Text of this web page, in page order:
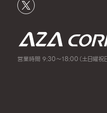
営業時間 9:30～18:00（土日曜祝